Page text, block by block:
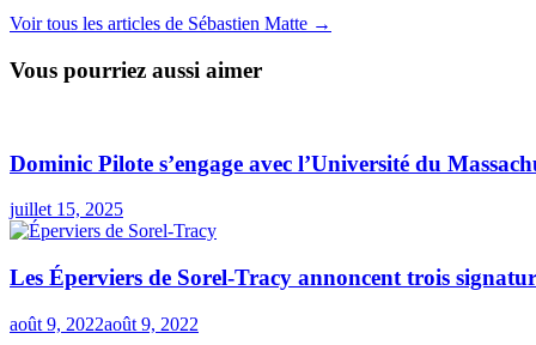
Voir tous les articles de Sébastien Matte →
Vous pourriez aussi aimer
Dominic Pilote s’engage avec l’Université du
juillet 15, 2025
Les Éperviers de Sorel-Tracy annoncent trois
août 9, 2022août 9, 2022